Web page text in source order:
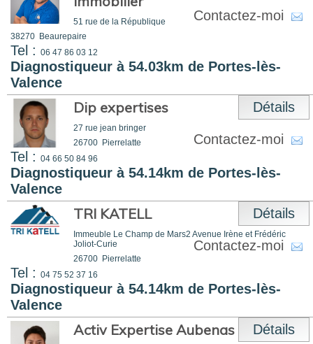
51 rue de la République
38270 Beaurepaire
Tel : 06 47 86 03 12
Diagnostiqueur à 54.03km de Portes-lès-
Valence
Contactez-moi
Dip expertises
27 rue jean bringer
26700 Pierrelatte
Tel : 04 66 50 84 96
Diagnostiqueur à 54.14km de Portes-lès-
Valence
Détails
Contactez-moi
TRI KATELL
Immeuble Le Champ de Mars2 Avenue Irène et Frédéric
Joliot-Curie
26700 Pierrelatte
Tel : 04 75 52 37 16
Diagnostiqueur à 54.14km de Portes-lès-
Valence
Détails
Contactez-moi
Activ Expertise Aubenas - Alès
Détails